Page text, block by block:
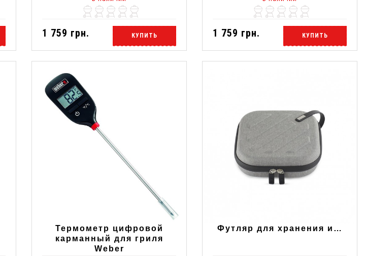
1 759 грн. КУПИТЬ 1 759 грн. КУПИТЬ
Термометр цифровой
карманный для гриля
Weber
Футляр для хранения и…